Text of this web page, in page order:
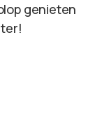
genieten